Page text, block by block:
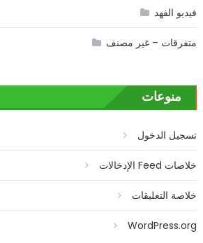
فيديو الفهد
متفرقات – غير مصنف
منوعات
تسجيل الدخول
خلاصات Feed الإدخالات
خلاصة التعليقات
WordPress.org